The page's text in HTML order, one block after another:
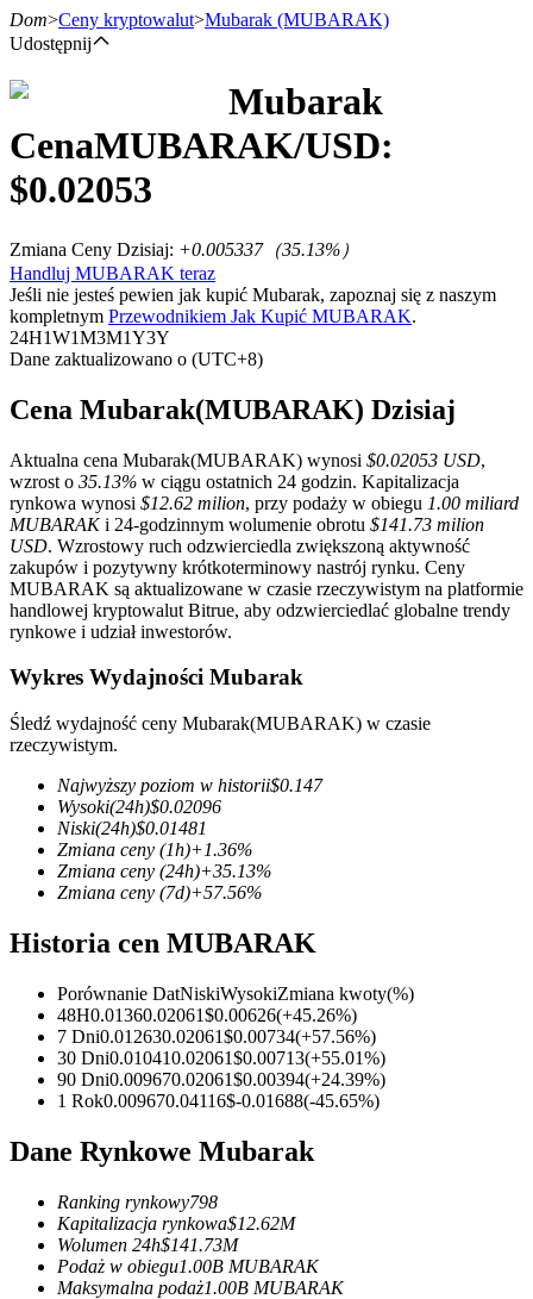
Kontrakty terminowe na USDT
Kontrakty futures wykorzystujące USDT jako zabezpieczenie
Kontrakty terminowe COIN-M
Kontrakty terminowe na kryptowaluty
Instrumenty pochodne na akcje, forex, metale szlachetne i
towary
Kontrakty terminowe na USDC
Kontrakty futures wykorzystujące USDC jako zabezpieczenie
Dom>Ceny kryptowalut>Mubarak (MUBARAK)
Udostępnij
Mubarak
CenaMUBARAK/USD:
$0.02053
Zmiana Ceny Dzisiaj: +0.005337（35.13%）
Handluj MUBARAK teraz
Jeśli nie jesteś pewien jak kupić Mubarak, zapoznaj się z naszym
kompletnym Przewodnikiem Jak Kupić MUBARAK.
24H1W1M3M1Y3Y
Dane zaktualizowano o (UTC+8)
Cena Mubarak(MUBARAK) Dzisiaj
Aktualna cena Mubarak(MUBARAK) wynosi $0.02053 USD,
wzrost o 35.13% w ciągu ostatnich 24 godzin. Kapitalizacja
rynkowa wynosi $12.62 milion, przy podaży w obiegu 1.00 miliard
MUBARAKi 24-godzinnym wolumenie obrotu $141.73 milion
USD. Wzrostowy ruch odzwierciedla zwiększoną aktywność
zakupów i pozytywny krótkoterminowy nastrój rynku. Ceny
MUBARAK są aktualizowane w czasie rzeczywistym na platformie
handlowej kryptowalut Bitrue, aby odzwierciedlać globalne trendy
rynkowe i udział inwestorów.
Wykres Wydajności Mubarak
Śledź wydajność ceny Mubarak(MUBARAK) w czasie
rzeczywistym.
Najwyższy poziom w historii$0.147
Wysoki(24h)$0.02096
Niski(24h)$0.01481
Zmiana ceny (1h)+1.36%
Zmiana ceny (24h)+35.13%
Zmiana ceny (7d)+57.56%
Historia cen MUBARAK
Porównanie DatNiskiWysokiZmiana kwoty(%)
48H0.01360.02061$0.00626(+45.26%)
7 Dni0.012630.02061$0.00734(+57.56%)
30 Dni0.010410.02061$0.00713(+55.01%)
90 Dni0.009670.02061$0.00394(+24.39%)
1 Rok0.009670.04116$-0.01688(-45.65%)
Dane Rynkowe Mubarak
Ranking rynkowy798
Kapitalizacja rynkowa$12.62M
Wolumen 24h$141.73M
Podaż w obiegu1.00B MUBARAK
Maksymalna podaż1.00B MUBARAK